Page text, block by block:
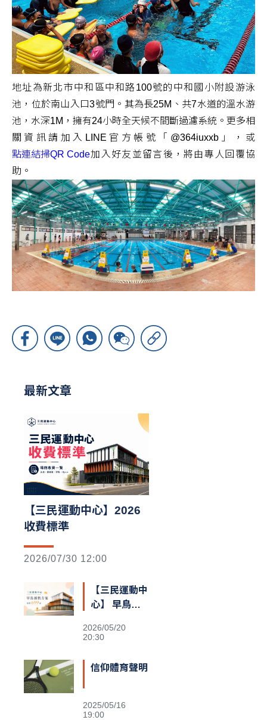
地址為新北市中和區中和路100號的中和國小附設游泳
池，位於南山入口3號門。其為長25M、共7水道的溫水游
池，水深1M，擁有24小時全天候不間斷過濾系統。更多相
關資訊請加入LINE官方帳號「@364iuxxb」，或
點連結掃QR Code加入好友並留言後，將由專人回覆協
助。
最新文章
【三民運動中心】2026
收費標準
2026/07/30 12:00
【三民運動中
心】 早鳥預
2026/05/20
20:30
信仰體育聲明
2025/05/16
19:00